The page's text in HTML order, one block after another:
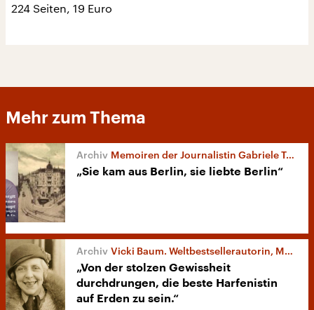
224 Seiten, 19 Euro
Mehr zum Thema
Memoiren der Journalistin Gabriele Tergit
„Sie kam aus Berlin, sie liebte Berlin“
Vicki Baum. Weltbestsellerautorin, Musikerin und Chronistin
„Von der stolzen Gewissheit
durchdrungen, die beste Harfenistin
auf Erden zu sein.“